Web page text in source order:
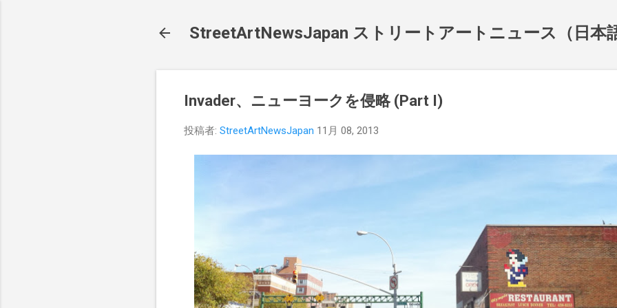
StreetArtNewsJapan ストリートアートニュース（日本
Invader、ニューヨークを侵略 (Part I)
投稿者: StreetArtNewsJapan 11月 08, 2013